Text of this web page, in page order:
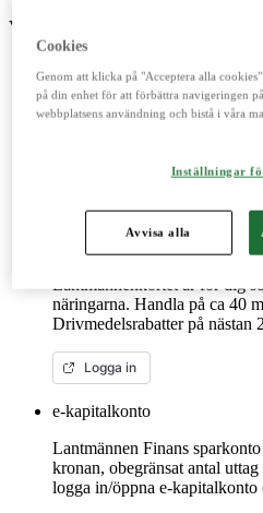
Våra digitala verktyg
Detta digitala verktyg vänder
handlar du spannmål, utför
Lantmännenkortet är för dig
näringarna. Handla på ca 40
Drivmedelsrabatter på nästan
Logga in
e-kapitalkonto
Lantmännen Finans
kronan, obegränsat antal
logga in/öppna e-
Cookies
Genom att klicka på "Acceptera alla
på din enhet för att förbättra navigeringen
webbplatsens användning och bistå i våra
Inställningar
Avvisa alla